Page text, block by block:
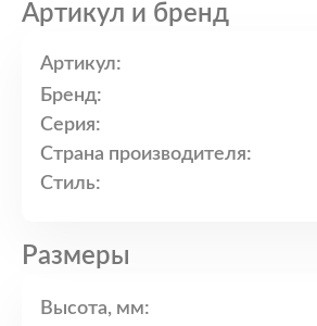
Артикул и бренд
Артикул:
Бренд:
Серия:
Страна производителя:
Стиль:
Размеры
Высота, мм: